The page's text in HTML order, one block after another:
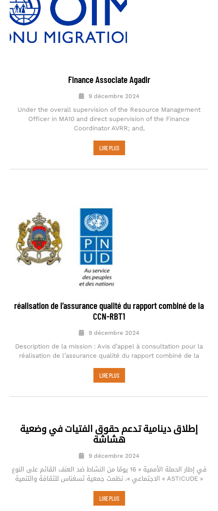
Finance Associate Agadir
9 décembre 2024
Under the overall supervision of the Resource Management
Officer in MA10 and direct supervision of the Finance
Coordinator AVRR; and,
LIRE PLUS
réalisation de l’assurance qualité du rapport combiné de la
CCN-RBT1
9 décembre 2024
Description de la mission : Avis d’appel à consultation pour la
réalisation de l’assurance qualité du rapport combiné de la
LIRE PLUS
إطلاق دينامية تدعم حقوق الفتيات في وضعية
هشاشة
9 décembre 2024
في إطار الحملة الأممية « 16 يومًا من النشاط ضد العنف القائم على النوع
الاجتماعي »، نظمت جمعية ثسغناس للثقافة والتنمية « ASTICUDE »
LIRE PLUS